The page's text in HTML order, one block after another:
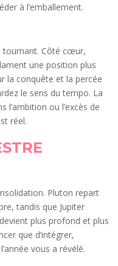
à l’emballement.
tournant. Côté cœur,
une position plus
la conquête et la percée
le sens du tempo. La
l’ambition ou l’excès de
réel.
Pluton repart
tandis que Jupiter
plus profond et plus
que d’intégrer,
vous a révélé.